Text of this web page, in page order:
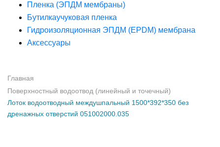
Пленка (ЭПДМ мембраны)
Бутилкаучуковая пленка
Гидроизоляционная ЭПДМ (EPDM) мембрана
Аксессуары
Главная
Поверхностный водоотвод (линейный и точечный)
Лоток водоотводный междушпальный 1500*392*350 без
дренажных отверстий 051002000.035